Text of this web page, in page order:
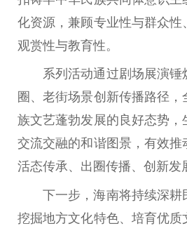
化资源，兼顾专业性与群众性
观赏性与教育性。
系列活动通过剧场展演
圈、老街场景创新传播路径
族文艺蓬勃发展的良好态势，
交流交融的和谐图景，有效
活态传承、出圈传播、创新发
下一步，海南将持续深耕
挖掘地方文化特色、培育优